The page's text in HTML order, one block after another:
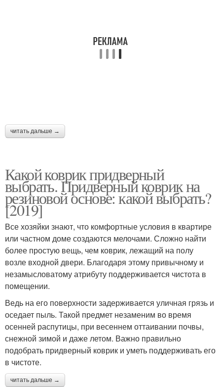
читать дальше →
Какой коврик придверный
выбрать. Придверный коврик на
резиновой основе: какой выбрать?
[2019]
Все хозяйки знают, что комфортные условия в квартире
или частном доме создаются мелочами. Сложно найти
более простую вещь, чем коврик, лежащий на полу
возле входной двери. Благодаря этому привычному и
незамысловатому атрибуту поддерживается чистота в
помещении.
Ведь на его поверхности задерживается уличная грязь и
оседает пыль. Такой предмет незаменим во время
осенней распутицы, при весеннем оттаивании почвы,
снежной зимой и даже летом. Важно правильно
подобрать придверный коврик и уметь поддерживать его
в чистоте.
читать дальше →